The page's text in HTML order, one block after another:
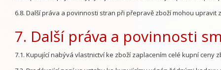
6.8. Další práva a povinnosti stran při přepravě zboží mohou
7. Další práva a povinnosti
7.1. Kupující nabývá vlastnictví ke zboží zaplacením celé kupní ceny